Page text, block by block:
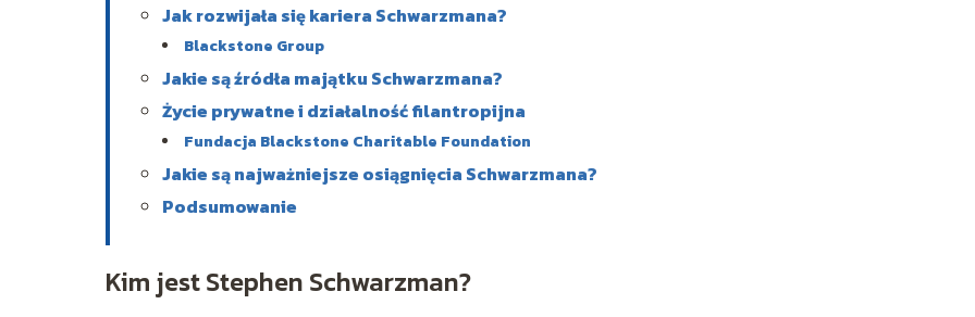
Jak rozwijała się kariera Schwarzmana?
Blackstone Group
Jakie są źródła majątku Schwarzmana?
Życie prywatne i działalność filantropijna
Fundacja Blackstone Charitable Foundation
Jakie są najważniejsze osiągnięcia Schwarzmana?
Podsumowanie
Kim jest Stephen Schwarzman?